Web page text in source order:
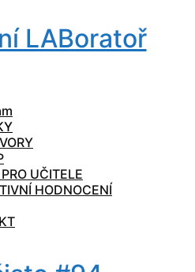
UČITELE
HODNOCENÍ